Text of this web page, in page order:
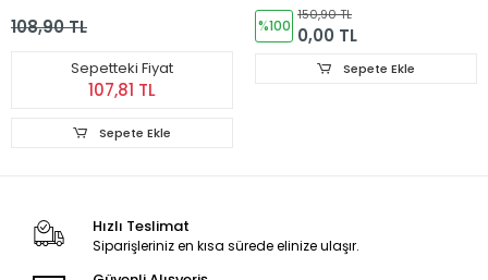
108,90 TL
Sepetteki Fiyat
107,81 TL
Sepete Ekle
%100
150,90 TL
0,00 TL
Sepete Ekle
Hızlı Teslimat
Siparişleriniz en kısa sürede elinize ulaşır.